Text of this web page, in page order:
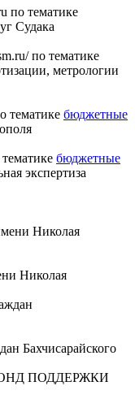
по тематике
Судака
по тематике
метрологии
тематике бюджетные
бюджетные
экспертиза
Николая
Бахчисарайского